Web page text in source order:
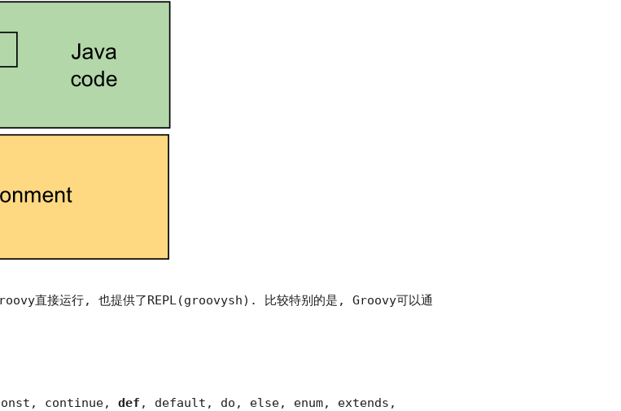
直接运行, 也提供了REPL(groovysh). 比较特别的是, Groovy可以通
continue, def , default, do, else, enum, extends,